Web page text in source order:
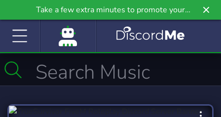
Take a few extra minutes to promote your
community even further on Griv.io, our newest